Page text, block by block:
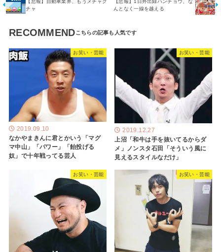
チャ
んとなく一線を越える
RECOMMEND
お笑い・芸能
2019.09.10
なかやまきんに君とかいう「マグ
マ中山」「パワー」「飴投げる
奴」で十年戦ってる芸人
お笑い・芸能
2019.12.27
上沼「和牛は手を抜いてるからダ
メ」ノンスタ石田「そういう風に
見えるスタイルなだけ」
お笑い・芸能 お笑い・芸能